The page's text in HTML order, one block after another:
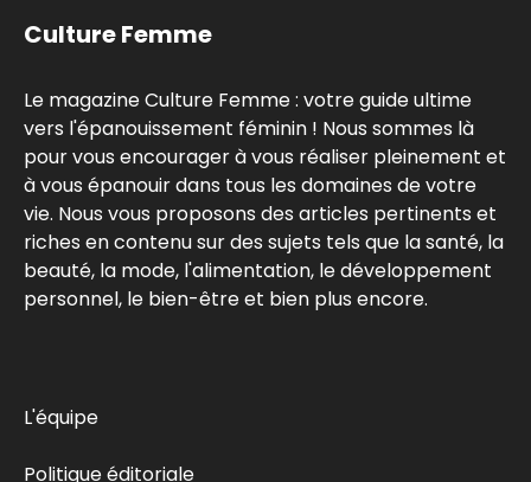
Culture Femme
Le magazine Culture Femme : votre guide ultime
vers l'épanouissement féminin ! Nous sommes là
pour vous encourager à vous réaliser pleinement et
à vous épanouir dans tous les domaines de votre
vie. Nous vous proposons des articles pertinents et
riches en contenu sur des sujets tels que la santé, la
beauté, la mode, l'alimentation, le développement
personnel, le bien-être et bien plus encore.
L'équipe
Politique éditoriale